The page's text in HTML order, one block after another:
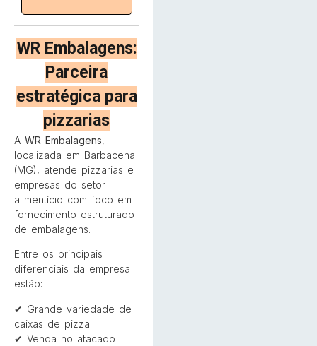
WR Embalagens:
Parceira
estratégica para
pizzarias
A WR Embalagens,
localizada em Barbacena
(MG), atende pizzarias e
empresas do setor
alimentício com foco em
fornecimento estruturado
de embalagens.
Entre os principais
diferenciais da empresa
estão:
✔ Grande variedade de
caixas de pizza
✔ Venda no atacado